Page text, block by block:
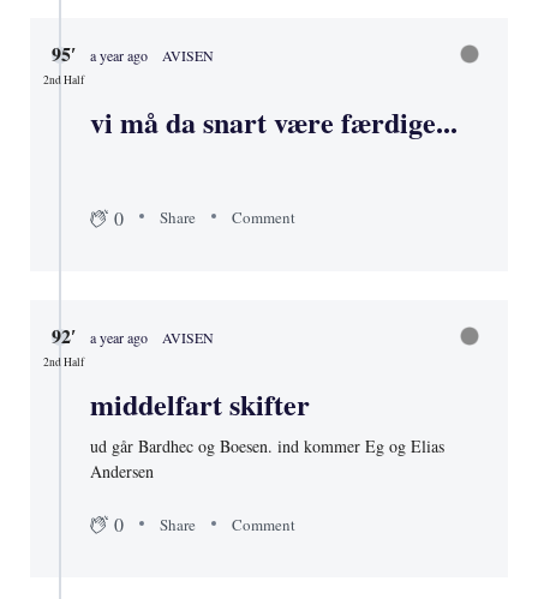
95′
2nd Half
a year ago AVISEN
vi må da snart være færdige...
0 Share Comment
92′
2nd Half
a year ago AVISEN
middelfart skifter
ud går Bardhec og Boesen. ind kommer Eg og Elias
Andersen
0 Share Comment